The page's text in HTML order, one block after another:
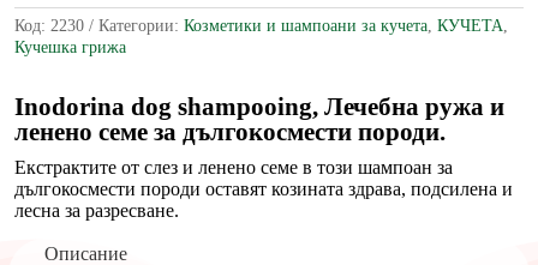
с
лечебна
ружа
семе
250
мл
Код: 2230 Категории: Козметики и шампоани за кучета, КУЧЕТА,
Кучешка грижа
Inodorina dog shampooing, Лечебна ружа и
ленено семе за дългокосмести породи.
Екстрактите от слез и ленено семе в този шампоан за
дългокосмести породи оставят козината здрава, подсилена и
лесна за разресване.
Описание